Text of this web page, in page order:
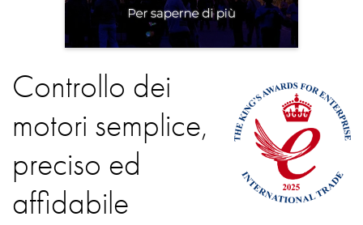
Controllo dei
motori semplice,
preciso ed
affidabile